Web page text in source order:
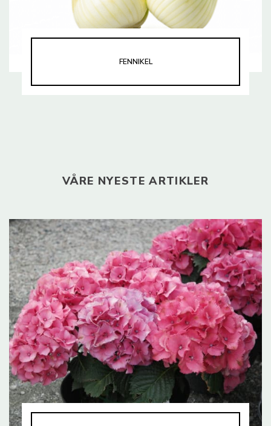
FENNIKEL
VÅRE NYESTE ARTIKLER